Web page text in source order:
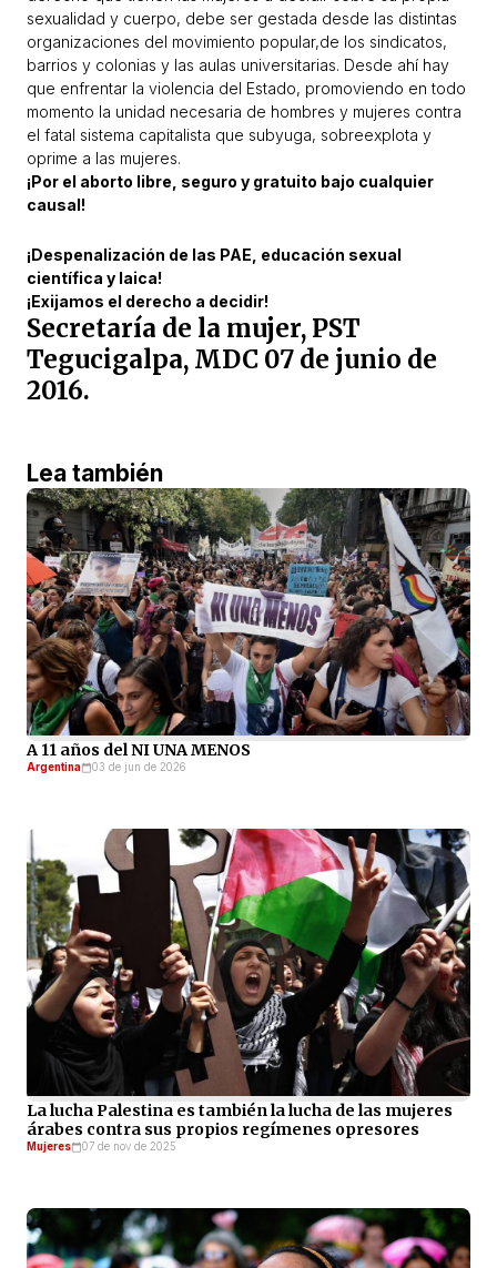
sexualidad y cuerpo, debe ser gestada desde las distintas
organizaciones del movimiento popular,de los sindicatos,
barrios y colonias y las aulas universitarias. Desde ahí hay
que enfrentar la violencia del Estado, promoviendo en todo
momento la unidad necesaria de hombres y mujeres contra
el fatal sistema capitalista que subyuga, sobreexplota y
oprime a las mujeres.
¡Por el aborto libre, seguro y gratuito bajo cualquier
causal!
¡Despenalización de las PAE, educación sexual
científica y laica!
¡Exijamos el derecho a decidir!
Secretaría de la mujer, PST
Tegucigalpa, MDC 07 de junio de
2016.
Lea también
A 11 años del NI UNA MENOS
Argentina 03 de jun de 2026
La lucha Palestina es también la lucha de las mujeres
árabes contra sus propios regímenes opresores
Mujeres 07 de nov de 2025